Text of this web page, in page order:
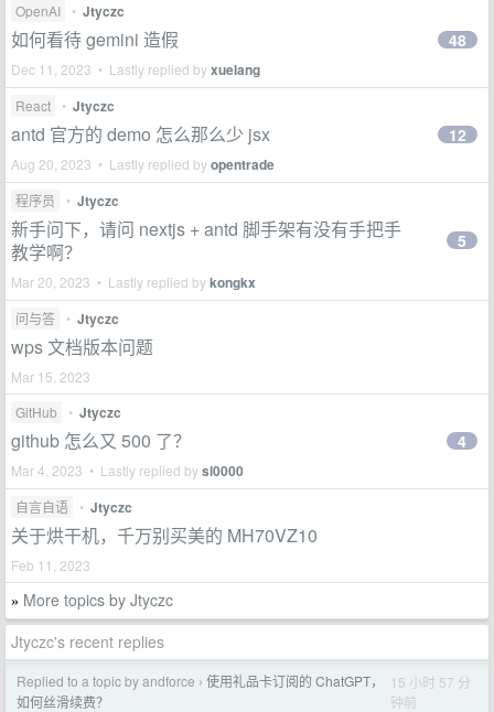
OpenAI • Jtyczc
如何看待 gemini 造假
Dec 11, 2023 • Lastly replied byxuelang
48
React • Jtyczc
antd 官方的 demo 怎么那么少 jsx
Aug 20, 2023 • Lastly replied byopentrade
12
程序员 • Jtyczc
新手问下，请问 nextjs + antd 脚手架有没有手把手
教学啊？
Mar 20, 2023 • Lastly replied bykongkx
5
问与答 • Jtyczc
wps 文档版本问题
Mar 15, 2023
GitHub
• Jtyczc
github 怎么又 500 了？
Mar 4, 2023 • Lastly replied bysl0000
4
自言自语 • Jtyczc
关于烘干机，千万别买美的 MH70VZ10
Feb 11, 2023
» More topics by Jtyczc
Jtyczc's recent replies
Replied to a topic by andforce › 使用礼品卡订阅的 ChatGPT，
如何丝滑续费？
15 小时 57 分
钟前